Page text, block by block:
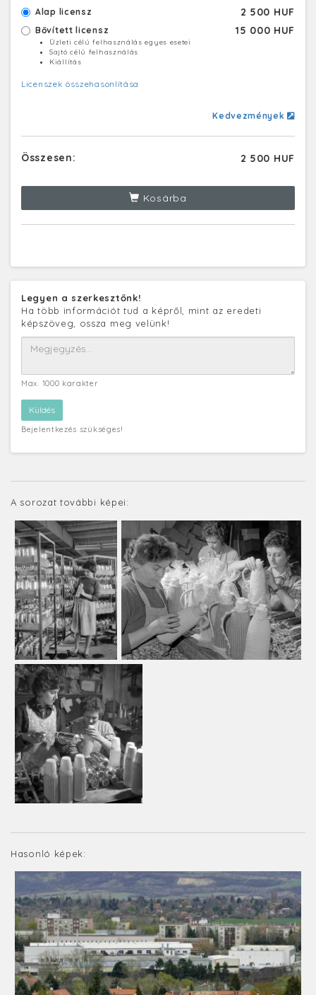
Alap licensz 2 500 HUF
Bővített licensz 15 000 HUF
Üzleti célú felhasználás egyes esetei
Sajtó célú felhasználás
Kiállítás
Licenszek összehasonlítása
Kedvezmények
Összesen: 2 500 HUF
Kosárba
Legyen a szerkesztőnk!
Ha több információt tud a képről, mint az eredeti
képszöveg, ossza meg velünk!
Max. 1000 karakter
Bejelentkezés szükséges!
A sorozat további képei:
Hasonló képek: